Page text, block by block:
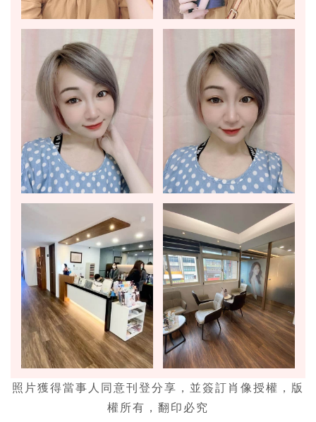
照片獲得當事人同意刊登分享，並簽訂肖像授權，版
權所有，翻印必究